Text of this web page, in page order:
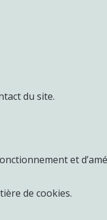
du site.
et
de cookies.